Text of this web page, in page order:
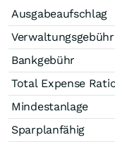
Ausgabeaufschlag
Verwaltungsgebühr
Bankgebühr
Total Expense
Mindestanlage
Sparplanfähig